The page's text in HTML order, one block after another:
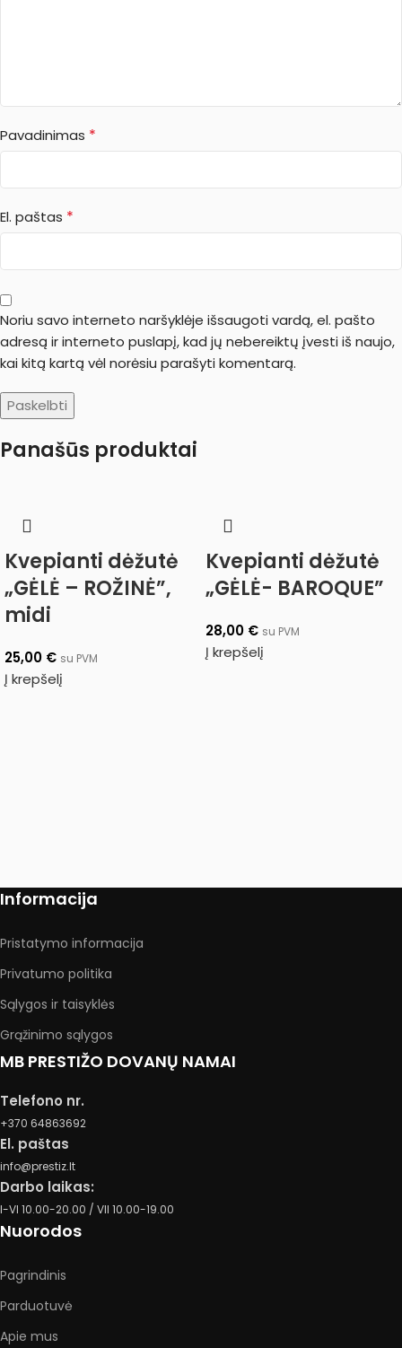
Pavadinimas *
El. paštas *
Noriu savo interneto naršyklėje išsaugoti vardą, el. pašto
adresą ir interneto puslapį, kad jų nebereiktų įvesti iš naujo,
kai kitą kartą vėl norėsiu parašyti komentarą.
Panašūs produktai
Kvepianti dėžutė
„GĖLĖ – ROŽINĖ”,
midi
25,00 € su PVM
Į krepšelį
Kvepianti dėžutė
„GĖLĖ- BAROQUE”
28,00 € su PVM
Į krepšelį
Informacija
Pristatymo informacija
Privatumo politika
Sąlygos ir taisyklės
Grąžinimo sąlygos
MB PRESTIŽO DOVANŲ NAMAI
Telefono nr.
+370 64863692
El. paštas
info@prestiz.lt
Darbo laikas:
I-VI 10.00-20.00 / VII 10.00-19.00
Nuorodos
Pagrindinis
Parduotuvė
Apie mus